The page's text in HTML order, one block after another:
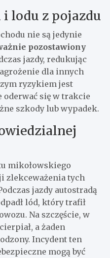
i lodu z pojazdu
nie są jedynie
pozostawiony
jazdy, redukując
dla innych
ryzykiem jest
oderwać się w trakcie
szkody lub wypadek.
mikołowskiego
zlekceważenia tych
jazdy autostradą
lód, który trafił
Na szczęście, w
a żaden
Incydent ten
mogą być